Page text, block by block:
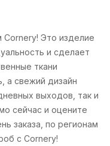
Cornery! Это изделие
и сделает
ткани
а свежий дизайн
выходов, так и
сейчас и оцените
заказа, по регионам
с Cornery!